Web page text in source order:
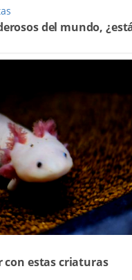
del mundo,
con estas criaturas